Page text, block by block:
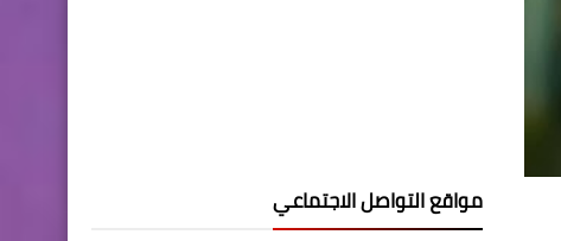
مواقع التواصل الاجتماعي